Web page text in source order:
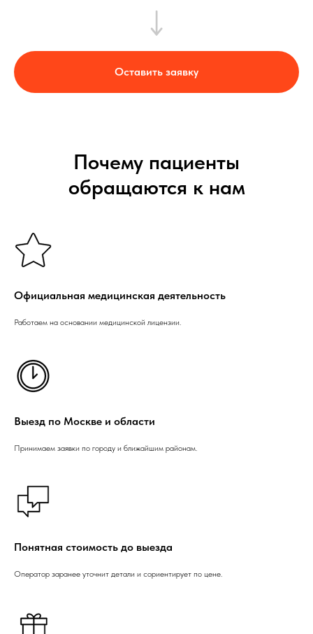
Оставить заявку
Почему пациенты
обращаются к нам
Официальная медицинская деятельность
Работаем на основании медицинской лицензии.
Выезд по Москве и области
Принимаем заявки по городу и ближайшим районам.
Понятная стоимость до выезда
Оператор заранее уточнит детали и сориентирует по цене.